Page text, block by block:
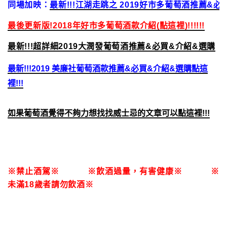
同場加映： 最新!!!江湖走跳之 2019好市多葡萄酒推薦&必
最後更新版!2018年好市多葡萄酒款介紹(點這裡)!!!!!!
最新!!!超詳細2019大潤發葡萄酒推薦&必買&介紹&選購
最新!!!2019 美廉社葡萄酒款推薦&必買&介紹&選購點這
裡!!!
如果葡萄酒覺得不夠力想找找威士忌的文章可以點這裡!!!
※禁止酒駕※ ※飲酒過量，有害健康※ ※
未滿18歲者請勿飲酒※